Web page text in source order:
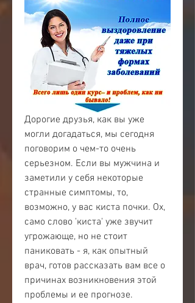
Дорогие друзья, как вы уже
могли догадаться, мы сегодня
поговорим о чем-то очень
серьезном. Если вы мужчина и
заметили у себя некоторые
странные симптомы, то,
возможно, у вас киста почки. Ох,
само слово 'киста' уже звучит
угрожающе, но не стоит
паниковать - я, как опытный
врач, готов рассказать вам все о
причинах возникновения этой
проблемы и ее прогнозе.